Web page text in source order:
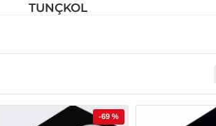
TUNÇKOL
-69 %